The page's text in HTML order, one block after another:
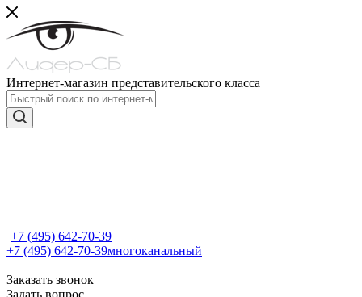
Интернет-магазин представительского класса
+7 (495) 642-70-39
+7 (495) 642-70-39многоканальный
Заказать звонок
Задать вопрос